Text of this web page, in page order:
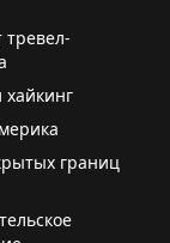
хайкинг
границ